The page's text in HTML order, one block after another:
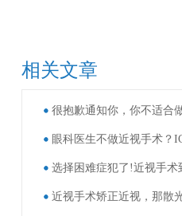
相关文章
很抱歉通知你，你不适合
选择困难症犯了!近视手术